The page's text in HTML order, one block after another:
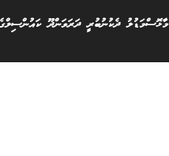
މާޅޮސްމަޑުލު ދެކުނުބުރީ ދަރަވަންދޫ